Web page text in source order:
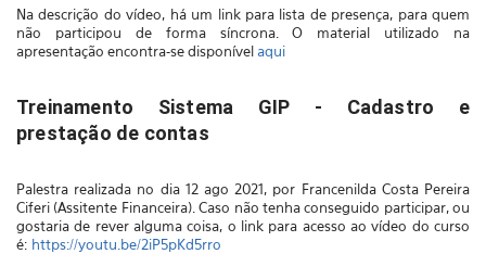
Na descrição do vídeo, há um link para lista de presença, para quem
não participou de forma síncrona. O material utilizado na
apresentação encontra-se disponívelaqui
Treinamento Sistema GIP - Cadastro e
prestação de contas
Palestra realizada no dia 12 ago 2021, por Francenilda Costa Pereira
Ciferi (Assitente Financeira). Caso não tenha conseguido participar, ou
gostaria de rever alguma coisa, o link para acesso ao vídeo do curso
é: https://youtu.be/2iP5pKd5rro